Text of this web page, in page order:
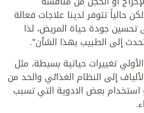
حالياً تتوفر لدينا علاجات فعالة
جودة حياة المريض، لذا
إلى الطبيب بهذا الشأن".
تغييرات حياتية بسيطة، مثل
إلى النظام الغذائي والحد من
استخدام بعض الادوية التي تسبب